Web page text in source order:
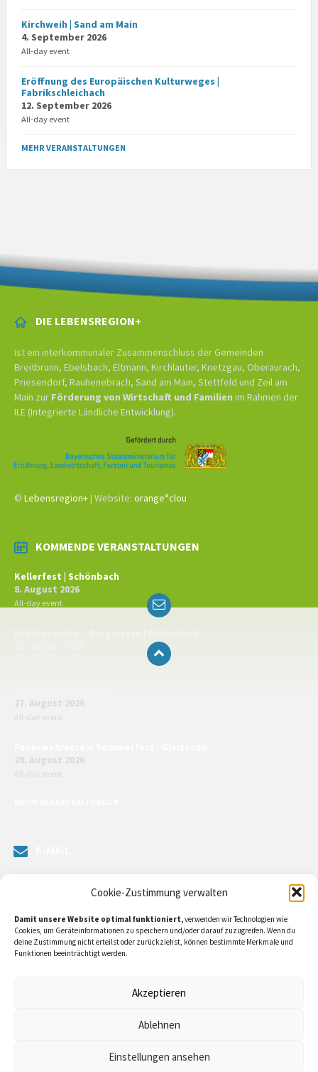
Cookie-Zustimmung verwalten
Damit unsere Website optimal funktioniert,verwenden wir Technologien wie
Cookies, um Geräteinformationen zu speichern und/oder darauf zuzugreifen. Wenn du
deine Zustimmung nicht erteilst oder zurückziehst, können bestimmte Merkmale und
Funktionen beeinträchtigt werden.
Akzeptieren
Ablehnen
Einstellungen ansehen
Kirchweih | Sand am Main
4. September 2026
All-day event
Eröffnung des Europäischen Kulturweges |
Fabrikschleichach
12. September 2026
All-day event
MEHR VERANSTALTUNGEN
DIE LEBENSREGION+
ist ein interkommunaler Zusammenschluss der Gemeinden
Breitbrunn, Ebelsbach, Eltmann, Kirchlauter, Knetzgau, Oberaurach,
Priesendorf, Rauhenebrach, Sand am Main, Stettfeld und Zeil am
Main zur Förderung von Wirtschaft und Familien im Rahmen der
ILE (Integrierte Ländliche Entwicklung).
© Lebensregion+| Website: orange°clou
KOMMENDE VERANSTALTUNGEN
Kellerfest | Schönbach
8. August 2026
All-day event
27. August 2026
All-day event
29. August 2026
All-day event
kontaktieren oder direkt an unsere Bürgermeister/in schreiben.
Klicken Siehier…
Email